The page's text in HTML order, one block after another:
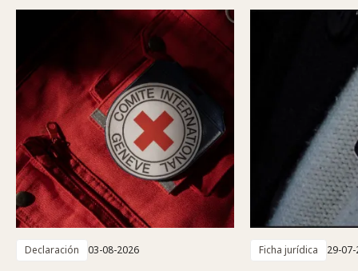
Declaración 03-08-2026 Ficha jurídica 29-